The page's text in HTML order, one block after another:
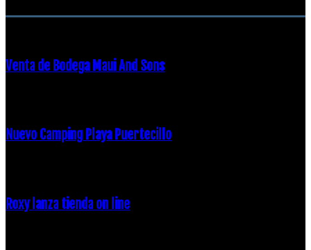
Venta de Bodega Maui And Sons
Nuevo Camping Playa Puertecillo
Roxy lanza tienda on line